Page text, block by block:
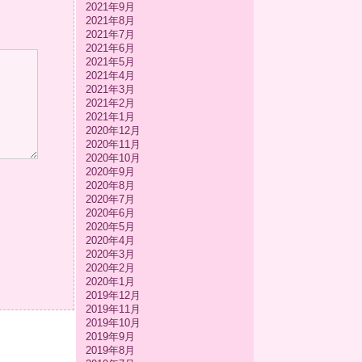
2021年9月
2021年8月
2021年7月
2021年6月
2021年5月
2021年4月
2021年3月
2021年2月
2021年1月
2020年12月
2020年11月
2020年10月
2020年9月
2020年8月
2020年7月
2020年6月
2020年5月
2020年4月
2020年3月
2020年2月
2020年1月
2019年12月
2019年11月
2019年10月
2019年9月
2019年8月